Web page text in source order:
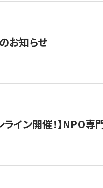
お知らせ
ライン開催！】NPO